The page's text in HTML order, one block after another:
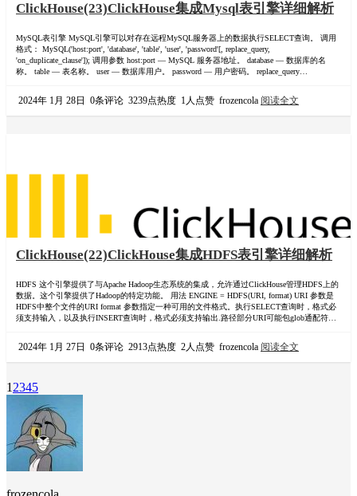
ClickHouse(23)ClickHouse集成Mysql表引擎详细解析
MySQL表引擎 MySQL引擎可以对存在远程MySQL服务器上的数据执行SELECT查询。 调用
格式： MySQL('host:port', 'database', 'table', 'user', 'password'[, replace_query,
'on_duplicate_clause']); 调用参数 host:port — MySQL 服务器地址。 database — 数据库的名
称。 table — 表名称。 user — 数据库用户。 password — 用户密码。 replace_query…
2024年 1月 28日 0条评论 3239点热度 1人点赞 frozencola 阅读全文
ClickHouse(22)ClickHouse集成HDFS表引擎详细解析
HDFS 这个引擎提供了与Apache Hadoop生态系统的集成，允许通过ClickHouse管理HDFS上的
数据。这个引擎提供了Hadoop的特定功能。 用法 ENGINE = HDFS(URI, format) URI 参数是
HDFS中整个文件的URI format 参数指定一种可用的文件格式。执行SELECT查询时，格式必
须支持输入，以及执行INSERT查询时，格式必须支持输出.路径部分URI可能包glob通配符。
2024年 1月 27日 0条评论 2913点热度 2人点赞 frozencola 阅读全文
1 2345